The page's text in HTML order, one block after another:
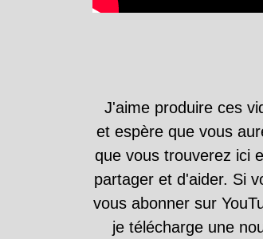
J'aime produire ces
et espère que vous
que vous trouverez ici
partager et d'aider. Si
vous abonner sur
je télécharge une